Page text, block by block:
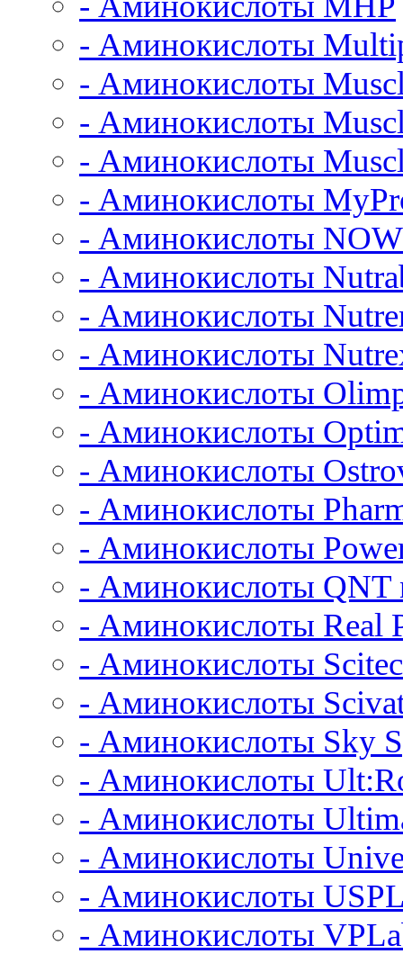
- Аминокислоты
- Аминокислоты
- Аминокислоты
- Аминокислоты
- Аминокислоты
- Аминокислоты NOW
- Аминокислоты
- Аминокислоты
- Аминокислоты
- Аминокислоты
- Аминокислоты
- Аминокислоты
- Аминокислоты
- Аминокислоты
- Аминокислоты QNT
- Аминокислоты Real
- Аминокислоты Scitec
- Аминокислоты
- Аминокислоты Sky
- Аминокислоты
- Аминокислоты
- Аминокислоты
- Аминокислоты
- Аминокислоты